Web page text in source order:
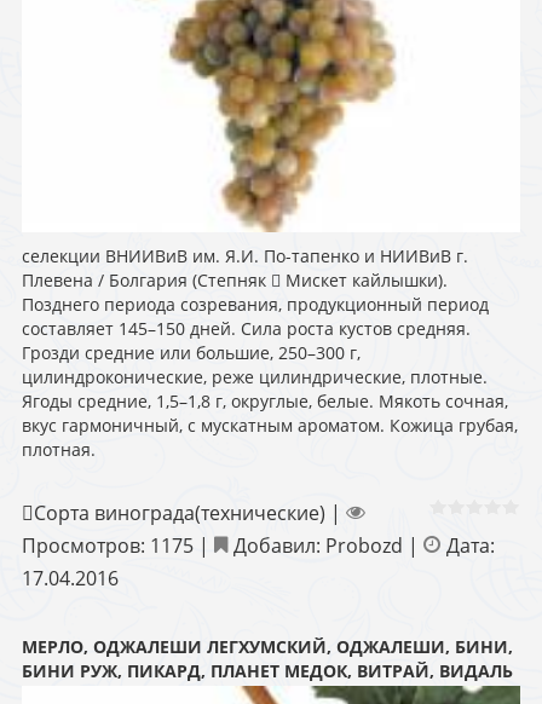
селекции ВНИИВиВ им. Я.И. По-тапенко и НИИВиВ г.
Плевена / Болгария (Степняк  Мискет кайлышки).
Позднего периода созревания, продукционный период
составляет 145–150 дней. Сила роста кустов средняя.
Грозди средние или большие, 250–300 г,
цилиндроконические, реже цилиндрические, плотные.
Ягоды средние, 1,5–1,8 г, округлые, белые. Мякоть сочная,
вкус гармоничный, с мускатным ароматом. Кожица грубая,
плотная.
Сорта винограда(технические) |
Просмотров: 1175 | Добавил: Probozd |
Дата:
17.04.2016
МЕРЛО, ОДЖАЛЕШИ ЛЕГХУМСКИЙ, ОДЖАЛЕШИ, БИНИ,
БИНИ РУЖ, ПИКАРД, ПЛАНЕТ МЕДОК, ВИТРАЙ, ВИДАЛЬ